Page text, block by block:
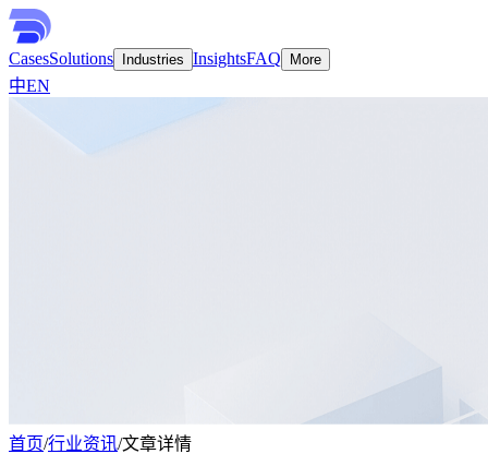
CasesSolutions Industries InsightsFAQ More
中EN
首页/行业资讯/文章详情